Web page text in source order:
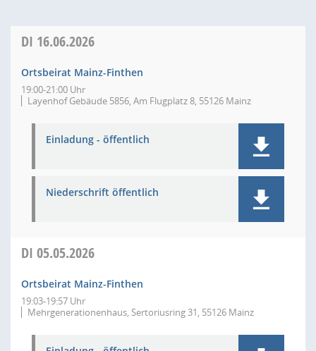
DI 16.06.2026
Ortsbeirat Mainz-Finthen
19:00-21:00 Uhr
Layenhof Gebäude 5856, Am Flugplatz 8, 55126 Mainz
Einladung - öffentlich
Niederschrift öffentlich
DI 05.05.2026
Ortsbeirat Mainz-Finthen
19:03-19:57 Uhr
Mehrgenerationenhaus, Sertoriusring 31, 55126 Mainz